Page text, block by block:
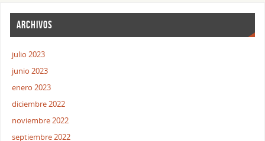
ARCHIVOS
julio 2023
junio 2023
enero 2023
diciembre 2022
noviembre 2022
septiembre 2022